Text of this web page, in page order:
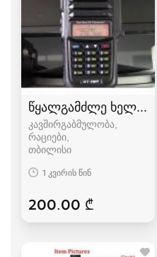
წყალგამძლე ხელის
კავშირგაბმულობა,
რაციები
თბილისი
1 კვირის წინ
200.00 ₾